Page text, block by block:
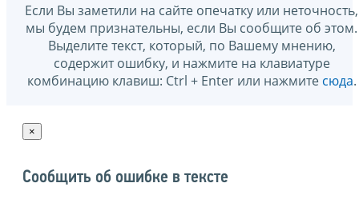
Если Вы заметили на сайте опечатку или неточность,
мы будем признательны, если Вы сообщите об этом.
Выделите текст, который, по Вашему мнению,
содержит ошибку, и нажмите на клавиатуре
комбинацию клавиш: Ctrl + Enter или нажмите сюда.
×
Сообщить об ошибке в тексте